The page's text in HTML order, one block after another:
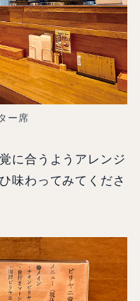
ー席
に合うようアレンジ
味わってみてくださ